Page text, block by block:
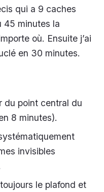
qui a 9 caches
45 minutes la
où. Ensuite j’ai
en 30 minutes.
du point central du
8 minutes).
invisibles
le plafond et